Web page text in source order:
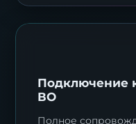
Подключение
ВО
Полное